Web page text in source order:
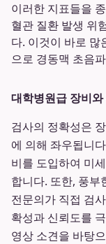
이러한 지표들을
혈관 질환 발생 위
다. 이것이 바로 많
으로 경동맥 초음
대학병원급 장비
검사의 정확성은
에 의해 좌우됩니
비를 도입하여 미
합니다. 또한, 풍부
전문의가 직접 검
확성과 신뢰도를
영상 소견을 바탕